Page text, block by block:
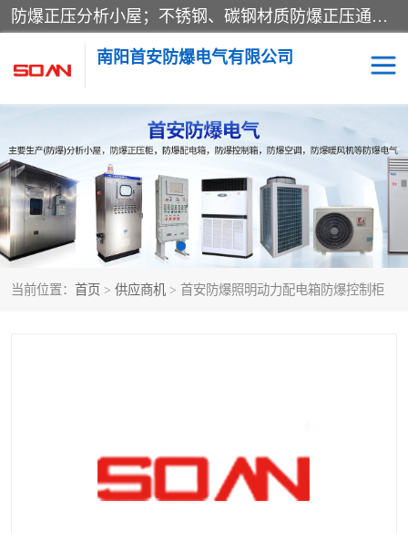
防爆正压分析小屋；不锈钢、碳钢材质防爆正压通风柜，分上下、左右、外挂三种款式；立式、挂式防爆配电柜体；不锈钢、碳钢防爆变频、磁力、星三角启动器；不锈钢、碳钢、铸铝防爆控制箱柜；可操作按键、多块式防爆仪表箱；多材质防爆接线箱；台式防爆电脑、防爆监视器。产品适配石油、化工、煤炭、电力、纺织、酿酒、航天、铁路、冶金、船舶、消防、市政等多行业工况使用。
南阳首安防爆电气有限公司
当前位置： 首页 > 供应商机 > 首安防爆照明动力配电箱防爆控制柜
防爆小屋 防爆正压柜
防爆空调 防爆配电箱
防爆控制箱 防爆接线箱
防爆操作柱 防爆监视显示器